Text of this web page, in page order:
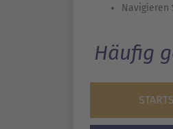
Navigieren
Häufig